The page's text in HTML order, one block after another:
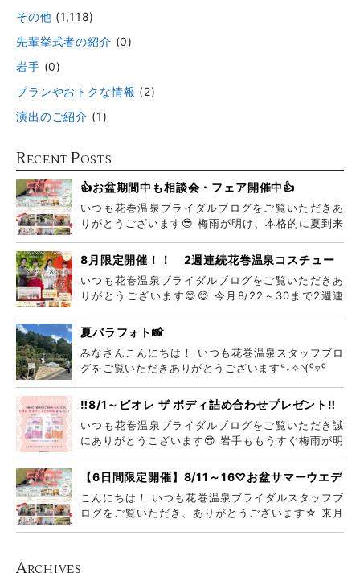
その他 (1,118)
先輩挙式者の紹介 (0)
岩手 (0)
プランやおトクな情報 (2)
演出のご紹介 (1)
RECENT POSTS
👍お盆期間中も相談会・フェア開催中👍
いつも花巻温泉ブライダルブログをご覧いただきあ
りがとうございます😎 梅雨が明け、本格的に夏到来
8月限定開催！！ 2週連続花巻温泉コスチュー
ムフェア
いつも花巻温泉ブライダルブログをご覧いただきあ
りがとうございます😊😊 今月8/22～30まで2週連
夏バラフォト📸
みなさんこんにちは！ いつも花巻温泉スタッフブロ
グをご覧いただきありがとうございます°˖✧◝(⁰▿⁰
‼️8/1～ビオレ ザ ボディ詰め合わせプレゼント‼️
いつも花巻温泉ブライダルブログをご覧いただき誠
にありがとうございます😎 岩手ももうすぐ梅雨が明
【6日間限定開催】8/11～16♡お盆サマーウエデ
ィングフェア♡
こんにちは！ いつも花巻温泉ブライダルスタッフブ
ログをご覧いただき、ありがとうございます☆ 来月
ARCHIVES